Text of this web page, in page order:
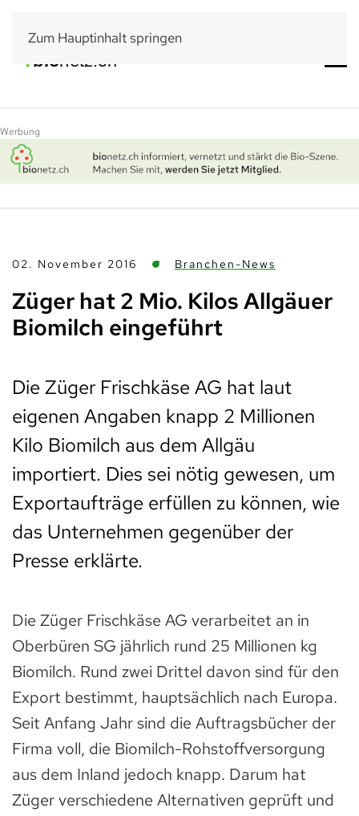
Zum Hauptinhalt springen
Werbung
02. November 2016 Branchen-News
Züger hat 2 Mio. Kilos Allgäuer
Biomilch ­eingeführt
Die Züger Frischkäse AG hat laut
eigenen Angaben knapp 2 Millionen
Kilo Biomilch aus dem Allgäu
importiert. Dies sei nötig gewesen, um
Exportaufträge erfüllen zu können, wie
das Unternehmen gegenüber der
Presse erklärte.
Die Züger Frischkäse AG verarbeitet an in
Oberbüren SG jährlich rund 25 Millionen kg
Biomilch. Rund zwei Drittel davon sind für den
Export bestimmt, hauptsächlich nach Europa.
Seit Anfang Jahr sind die Auftragsbücher der
Firma voll, die Biomilch-Rohstoffversorgung
aus dem Inland jedoch knapp. Darum hat
Züger verschiedene Alternativen geprüft und